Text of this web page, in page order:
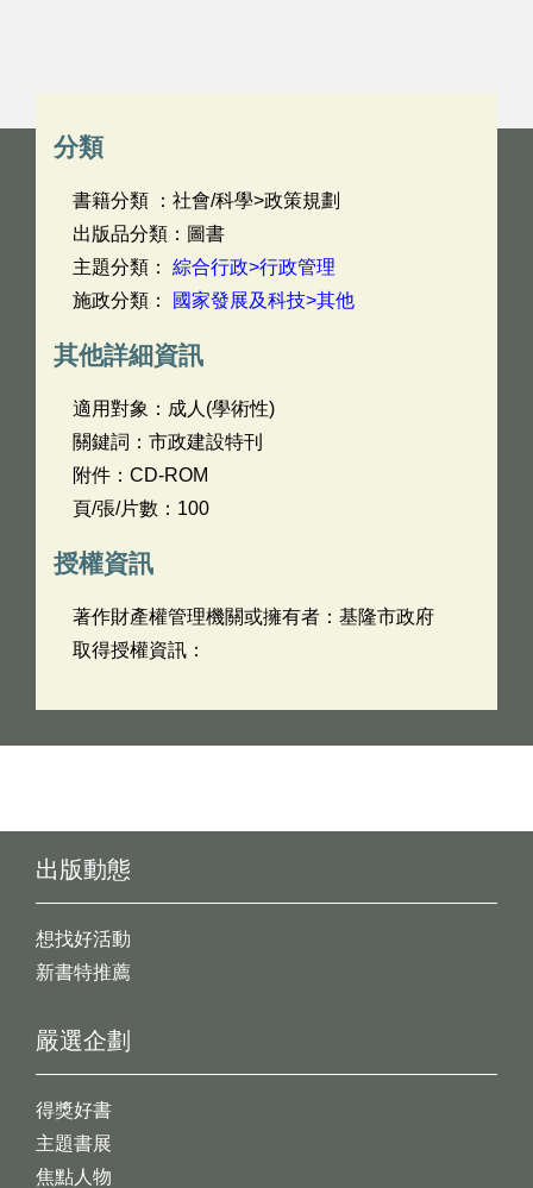
分類
書籍分類 ：社會/科學>政策規劃
出版品分類：圖書
主題分類： 綜合行政>行政管理
施政分類：
國家發展及科技>其他
其他詳細資訊
適用對象：成人(學術性)
關鍵詞：市政建設特刊
附件：CD-ROM
頁/張/片數：100
授權資訊
著作財產權管理機關或擁有者：基隆市政府
取得授權資訊：
出版動態
想找好活動
新書特推薦
嚴選企劃
得獎好書
主題書展
焦點人物